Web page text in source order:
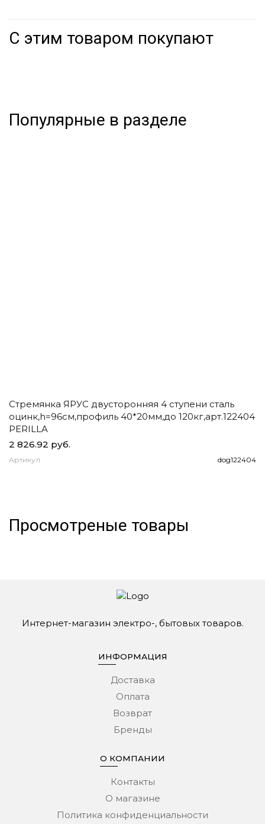
С этим товаром покупают
Популярные в разделе
Стремянка ЯРУС двусторонняя 4 ступени сталь
оцинк,h=96см,профиль 40*20мм,до 120кг,арт.122404
PERILLA
2 826.92 руб.
Артикул dog122404
Просмотреные товары
Интернет-магазин электро-, бытовых товаров.
ИНФОРМАЦИЯ
Доставка
Оплата
Возврат
Бренды
О КОМПАНИИ
Контакты
О магазине
Политика конфиденциальности